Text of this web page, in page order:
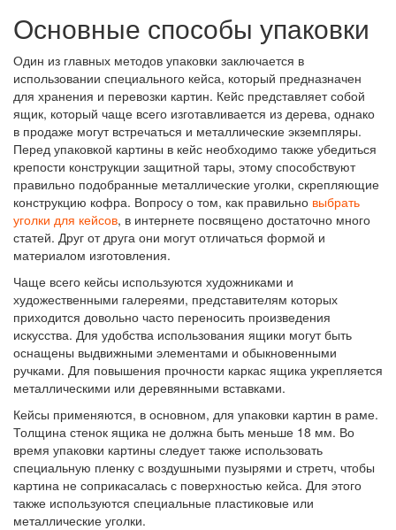
Основные способы упаковки
Один из главных методов упаковки заключается в
использовании специального кейса, который предназначен
для хранения и перевозки картин. Кейс представляет собой
ящик, который чаще всего изготавливается из дерева, однако
в продаже могут встречаться и металлические экземпляры.
Перед упаковкой картины в кейс необходимо также убедиться
крепости конструкции защитной тары, этому способствуют
правильно подобранные металлические уголки, скрепляющие
конструкцию кофра. Вопросу о том, как правильно выбрать
уголки для кейсов, в интернете посвящено достаточно много
статей. Друг от друга они могут отличаться формой и
материалом изготовления.
Чаще всего кейсы используются художниками и
художественными галереями, представителям которых
приходится довольно часто переносить произведения
искусства. Для удобства использования ящики могут быть
оснащены выдвижными элементами и обыкновенными
ручками. Для повышения прочности каркас ящика укрепляется
металлическими или деревянными вставками.
Кейсы применяются, в основном, для упаковки картин в раме.
Толщина стенок ящика не должна быть меньше 18 мм. Во
время упаковки картины следует также использовать
специальную пленку с воздушными пузырями и стретч, чтобы
картина не соприкасалась с поверхностью кейса. Для этого
также используются специальные пластиковые или
металлические уголки.